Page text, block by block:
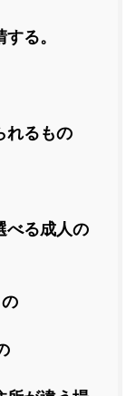
る。
れるもの
べる成人の